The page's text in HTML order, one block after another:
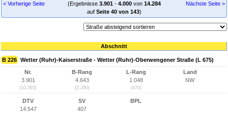
< Vorherige Seite
(Ergebnisse 3.901- 4.000von 14.284
auf Seite 40 von 143)
Nächste Seite >
Abschnitt
B 226 Wetter (Ruhr)-Kaiserstraße - Wetter (Ruhr)-Oberwengener Straße (L 675)
Nr.
3.901
(10.393)
B-Rang
4.643
(2.290)
L-Rang
1.048
(470)
Land
NW
DTV
14.547
SV
407
BPL